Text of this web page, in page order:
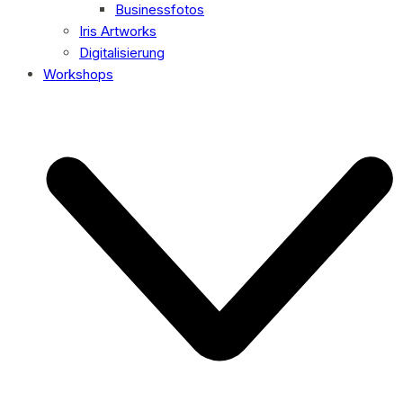
Businessfotos
Iris Artworks
Digitalisierung
Workshops